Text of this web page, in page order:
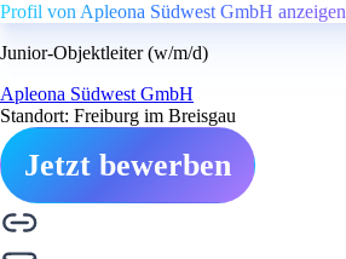
Profil von Apleona Südwest GmbH anzeigen
Junior-Objektleiter (w/m/d)
Apleona Südwest GmbH
Standort: Freiburg im Breisgau
Jetzt bewerben